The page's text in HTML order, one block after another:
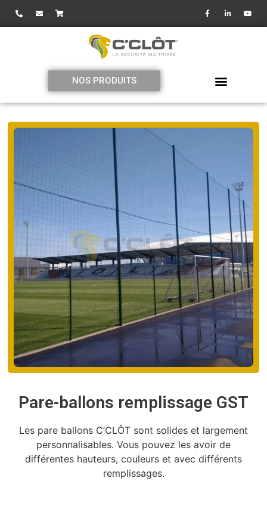
NOS PRODUITS
Pare-ballons remplissage GST
Les pare ballons C’CLÔT sont solides et largement
personnalisables. Vous pouvez les avoir de
différentes hauteurs, couleurs et avec différents
remplissages.